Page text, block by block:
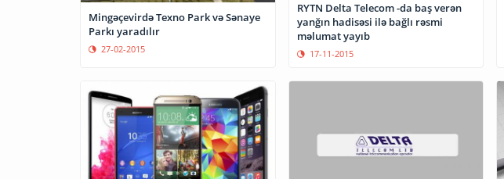
Mingəçevirdə Texno Park və Sənaye
Parkı yaradılır
27-02-2015
RYTN Delta Telecom -da baş verən
yanğın hadisəsi ilə bağlı rəsmi
məlumat yayıb
17-11-2015